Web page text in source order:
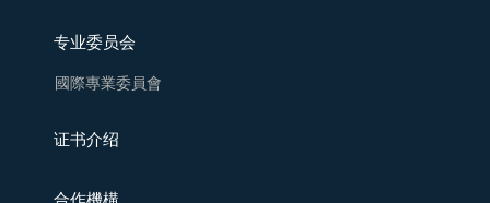
专业委员会
國際專業委員會
证书介绍